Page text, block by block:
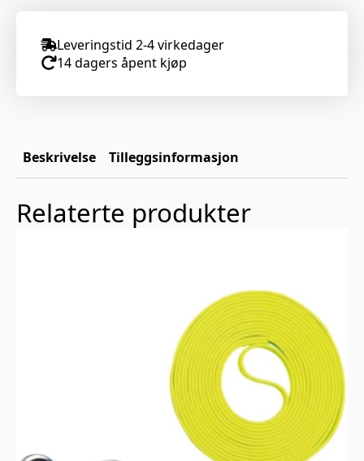
Leveringstid 2-4 virkedager
14 dagers åpent kjøp
Beskrivelse Tilleggsinformasjon
Relaterte produkter